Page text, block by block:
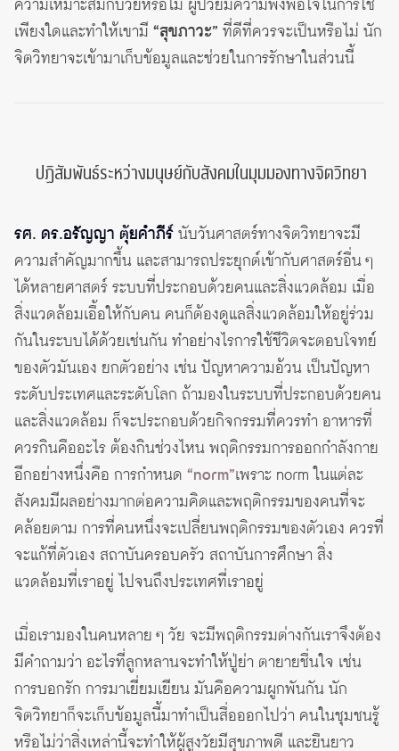
ความเหมาะสมกับวัยหรือไม่ ผู้ป่วยมีความพึงพอใจในการใช้
เพียงใดและทำให้เขามี “สุขภาวะ” ที่ดีที่ควรจะเป็นหรือไม่ นัก
จิตวิทยาจะเข้ามาเก็บข้อมูลและช่วยในการรักษาในส่วนนี้
ปฏิสัมพันธ์ระหว่างมนุษย์กับสังคมในมุมมองทางจิตวิทยา
รศ. ดร.อรัญญา ตุ้ยคำภีร์นับวันศาสตร์ทางจิตวิทยาจะมี
ความสำคัญมากขึ้น และสามารถประยุกต์เข้ากับศาสตร์อื่น ๆ
ได้หลายศาสตร์ ระบบที่ประกอบด้วยคนและสิ่งแวดล้อม เมื่อ
สิ่งแวดล้อมเอื้อให้กับคน คนก็ต้องดูแลสิ่งแวดล้อมให้อยู่ร่วม
กันในระบบได้ด้วยเช่นกัน ทำอย่างไรการใช้ชีวิตจะตอบโจทย์
ของตัวมันเอง ยกตัวอย่าง เช่น ปัญหาความอ้วน เป็นปัญหา
ระดับประเทศและระดับโลก ถ้ามองในระบบที่ประกอบด้วยคน
และสิ่งแวดล้อม ก็จะประกอบด้วยกิจกรรมที่ควรทำ อาหารที่
ควรกินคืออะไร ต้องกินช่วงไหน พฤติกรรมการออกกำลังกาย
อีกอย่างหนึ่งคือ การกำหนด “norm”เพราะ norm ในแต่ละ
สังคมมีผลอย่างมากต่อความคิดและพฤติกรรมของคนที่จะ
คล้อยตาม การที่คนหนึ่งจะเปลี่ยนพฤติกรรมของตัวเอง ควรที่
จะแก้ที่ตัวเอง สถาบันครอบครัว สถาบันการศึกษา สิ่ง
แวดล้อมที่เราอยู่ ไปจนถึงประเทศที่เราอยู่
เมื่อเรามองในคนหลาย ๆ วัย จะมีพฤติกรรมต่างกันเราจึงต้อง
มีคำถามว่า อะไรที่ลูกหลานจะทำให้ปู่ย่า ตายายชื่นใจ เช่น
การบอกรัก การมาเยี่ยมเยียน มันคือความผูกพันกัน นัก
จิตวิทยาก็จะเก็บข้อมูลนี้มาทำเป็นสื่อออกไปว่า คนในชุมชนรู้
หรือไม่ว่าสิ่งเหล่านี้จะทำให้ผู้สูงวัยมีสุขภาพดี และยืนยาว